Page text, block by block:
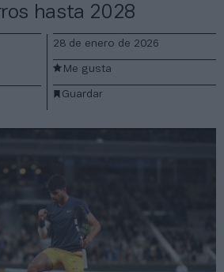
hasta 2028
28 de enero de 2026
Guardar
Me gusta